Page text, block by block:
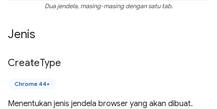
Dua jendela, masing-masing dengan satu tab.
Jenis
CreateType
Chrome 44+
Menentukan jenis jendela browser yang akan dibuat.